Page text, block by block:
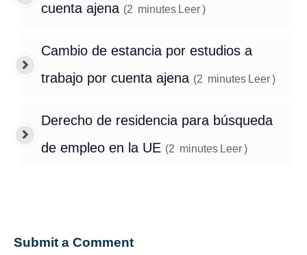
cuenta ajena (2 minutes Leer)
Cambio de estancia por estudios a
trabajo por cuenta ajena (2 minutes Leer)
Derecho de residencia para búsqueda
de empleo en la UE (2 minutes Leer)
Submit a Comment